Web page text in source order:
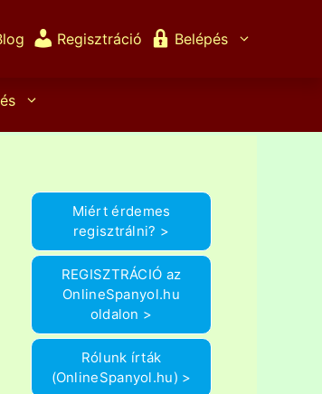
Regisztráció Belépés
Miért érdemes
regisztrálni? >
REGISZTRÁCIÓ az
OnlineSpanyol.hu
oldalon >
Rólunk írták
(OnlineSpanyol.hu) >